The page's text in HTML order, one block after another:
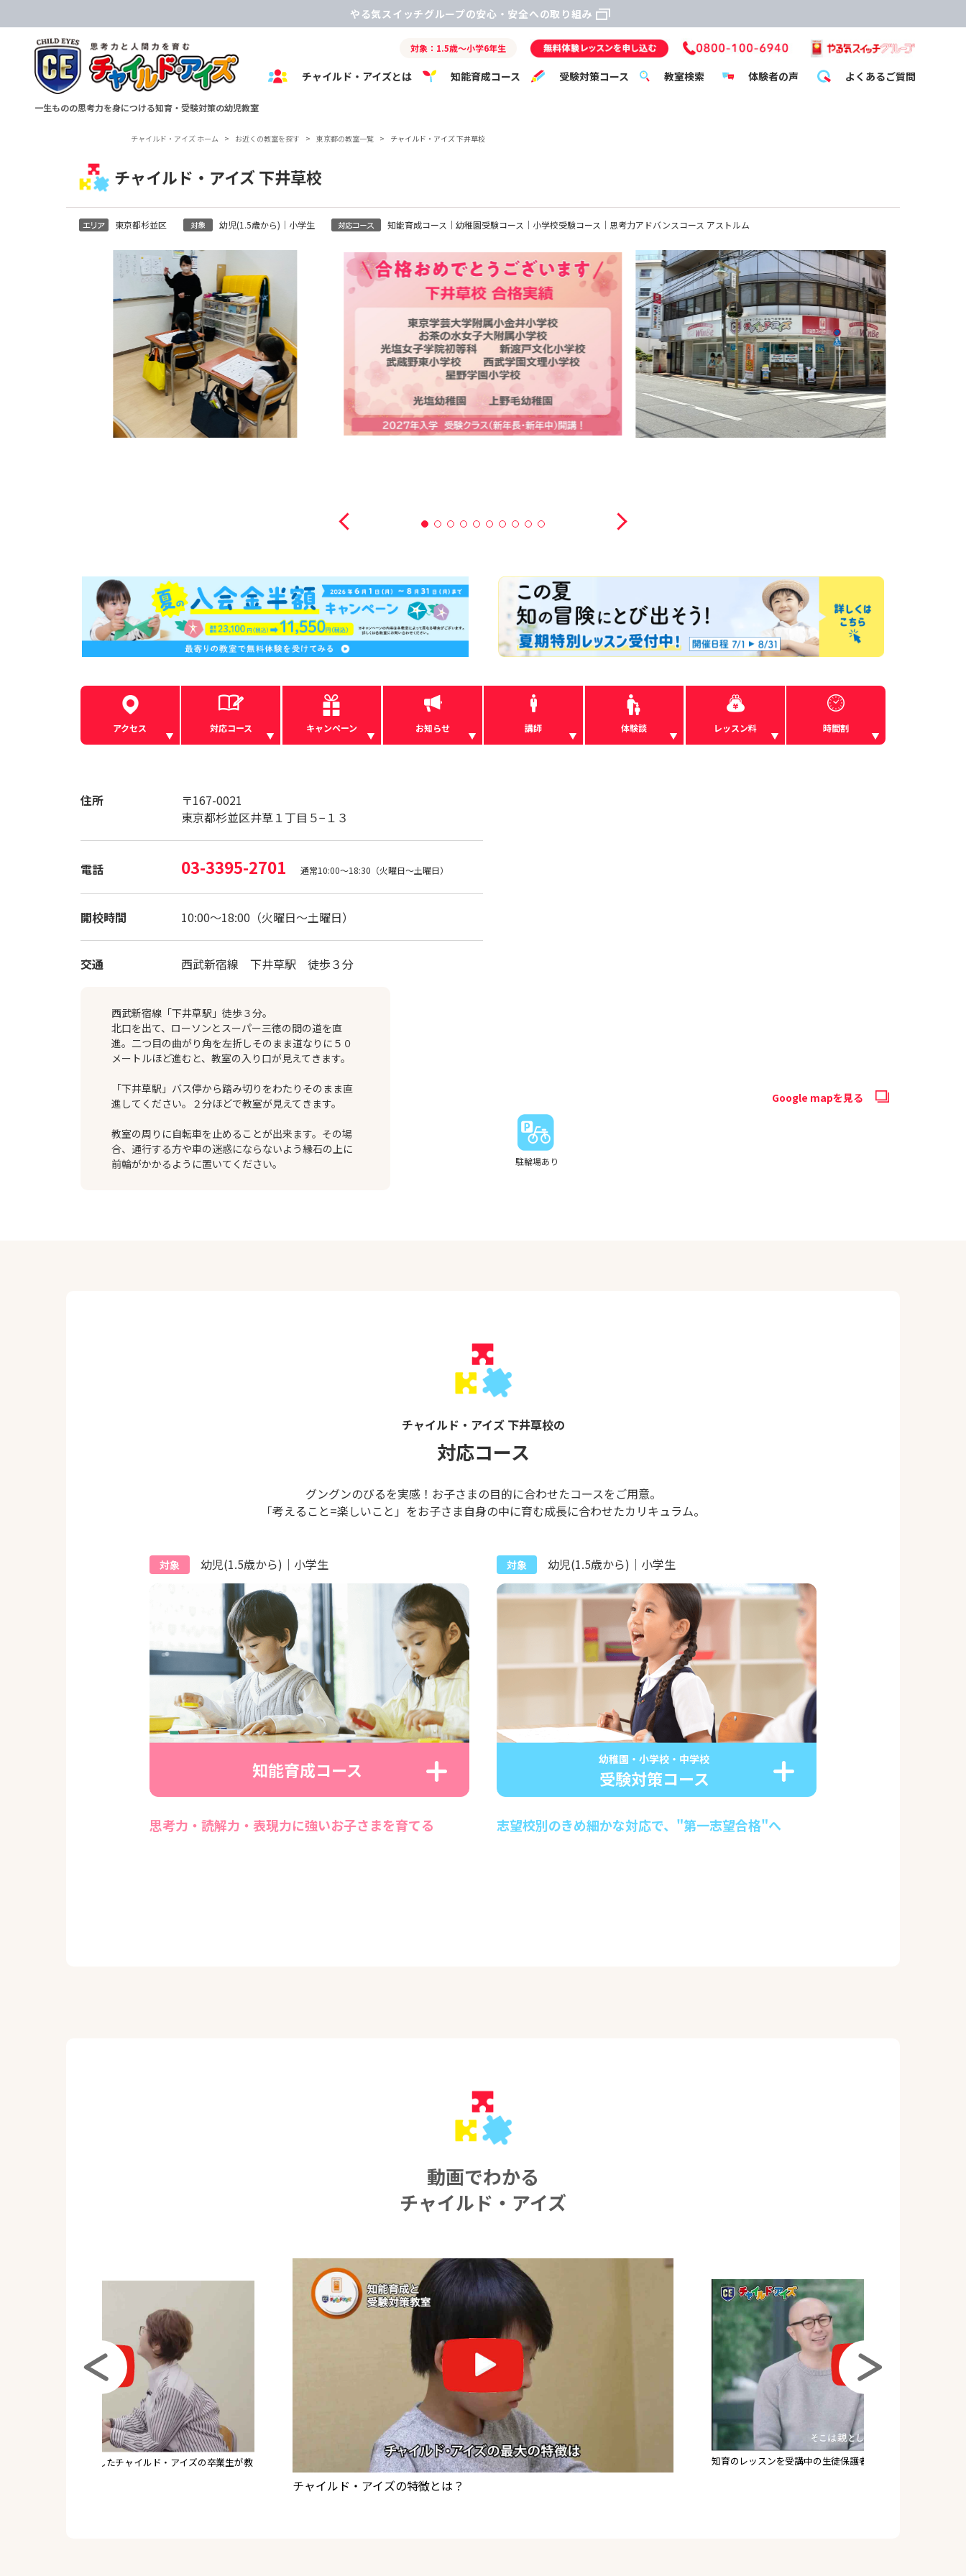
やる気スイッチグループの安心・安全への取り組み
一生ものの思考力を身につける知育・受験対策の幼児教室
対象：1.5歳～小学6年生
チャイルド・アイズとは 知能育成コース 受験対策コース 教室検索 体験者の声 よくあるご質問
チャイルド・アイズ ホーム > お近くの教室を探す > 東京都の教室一覧 > チャイルド・アイズ 下井草校
チャイルド・アイズ 下井草校
東京都杉並区 幼児(1.5歳から)｜小学生 知能育成コース｜幼稚園受験コース｜小学校受験コース｜思考力アドバンスコース アストルム
アクセス 対応コース キャンペーン お知らせ 講師 体験談 レッスン料 時間割
住所
〒167-0021
東京都杉並区井草１丁目５−１３
電話 03-3395-2701 通常10:00～18:30（火曜日～土曜日）
開校時間 10:00～18:00（火曜日～土曜日）
交通 西武新宿線 下井草駅 徒歩３分
西武新宿線「下井草駅」徒歩３分。
北口を出て、ローソンとスーパー三徳の間の道を直
進。二つ目の曲がり角を左折しそのまま道なりに５０
メートルほど進むと、教室の入り口が見えてきます。
「下井草駅」バス停から踏み切りをわたりそのまま直
進してください。２分ほどで教室が見えてきます。
教室の周りに自転車を止めることが出来ます。その場
合、通行する方や車の迷惑にならないよう縁石の上に
前輪がかかるように置いてください。
Google mapを見る
駐輪場あり
チャイルド・アイズ 下井草校の
対応コース
グングンのびるを実感！お子さまの目的に合わせたコースをご用意。
「考えること=楽しいこと」をお子さま自身の中に育む成長に合わせたカリキュラム。
対象 幼児(1.5歳から)｜小学生
知能育成コース
思考力・読解力・表現力に強いお子さまを育てる
対象 幼児(1.5歳から)｜小学生
幼稚園・小学校・中学校
受験対策コース
志望校別のきめ細かな対応で、"第一志望合格"へ
動画でわかる
チャイルド・アイズ
知育のレッスンを受講中の生徒保護者さまへインタビュー